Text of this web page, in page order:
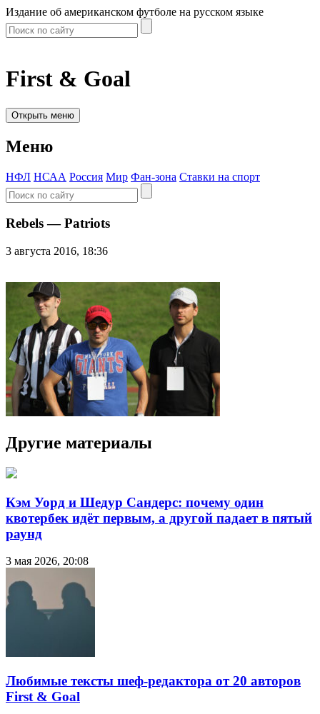
Издание об американском футболе на русском языке
First & Goal
Открыть меню
Меню
НФЛ НСАА Россия Мир Фан-зона Ставки на спорт
Rebels — Patriots
3 августа 2016, 18:36
Другие материалы
Кэм Уорд и Шедур Сандерс: почему один
квотербек идёт первым, а другой падает в пятый
раунд
3 мая 2026, 20:08
Любимые тексты шеф-редактора от 20 авторов
First & Goal